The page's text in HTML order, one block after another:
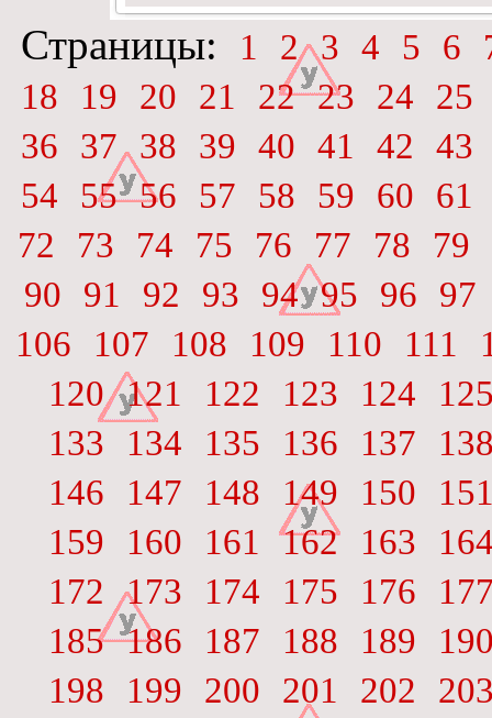
Страницы: 1 2 3 4 5 6
18
19 20 21 22 23 24
25
36
37 38 39 40 41 42
43
54
55 56 57 58 59 60
61
72
73 74 75 76 77 78
79
90
91 92 93 94 95 96
97
106
107 108 109 110 111
120 121 122 123 124
133
134 135 136 137
146
147 148 149 150
159
160 161 162 163
172 173 174 175 176
185 186 187 188 189
198
199 200 201 202